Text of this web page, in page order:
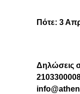
Πότε: 3
Δηλώσεις